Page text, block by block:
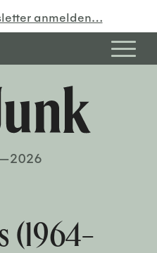
anmelden…
(1964–